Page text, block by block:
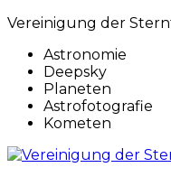
Vereinigung der
Astronomie
Deepsky
Planeten
Astrofotografie
Kometen